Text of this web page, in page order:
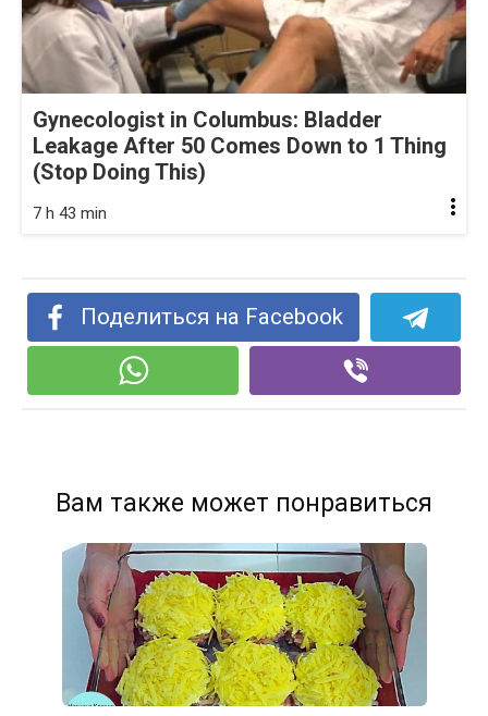
Gynecologist in Columbus: Bladder
Leakage After 50 Comes Down to 1 Thing
(Stop Doing This)
7 h 43 min
Поделиться на Facebook
Вам также может понравиться